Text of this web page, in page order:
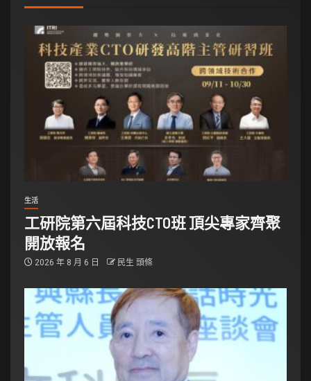
生活
工研院第六屆科技CTO班 頂尖專家齊聚
開放報名
2026 年 8 月 6 日 民生 頭條